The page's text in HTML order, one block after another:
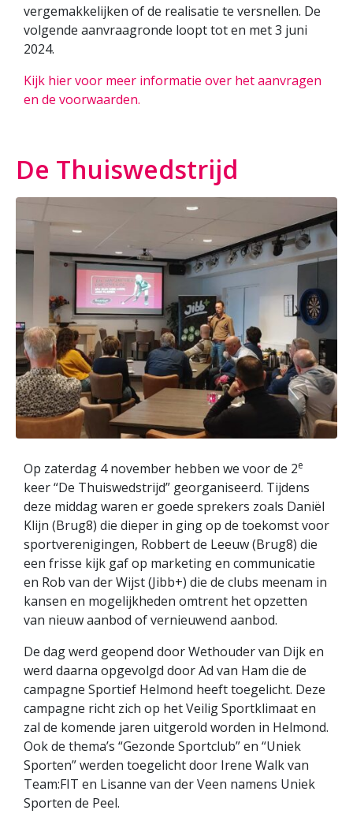
vergemakkelijken of de realisatie te versnellen. De
volgende aanvraagronde loopt tot en met 3 juni
2024.
Kijk hier voor meer informatie over het aanvragen
en de voorwaarden.
De Thuiswedstrijd
Op zaterdag 4 november hebben we voor de 2e
keer “De Thuiswedstrijd” georganiseerd. Tijdens
deze middag waren er goede sprekers zoals Daniël
Klijn (Brug8) die dieper in ging op de toekomst voor
sportverenigingen, Robbert de Leeuw (Brug8) die
een frisse kijk gaf op marketing en communicatie
en Rob van der Wijst (Jibb+) die de clubs meenam in
kansen en mogelijkheden omtrent het opzetten
van nieuw aanbod of vernieuwend aanbod.
De dag werd geopend door Wethouder van Dijk en
werd daarna opgevolgd door Ad van Ham die de
campagne Sportief Helmond heeft toegelicht. Deze
campagne richt zich op het Veilig Sportklimaat en
zal de komende jaren uitgerold worden in Helmond.
Ook de thema’s “Gezonde Sportclub” en “Uniek
Sporten” werden toegelicht door Irene Walk van
Team:FIT en Lisanne van der Veen namens Uniek
Sporten de Peel.